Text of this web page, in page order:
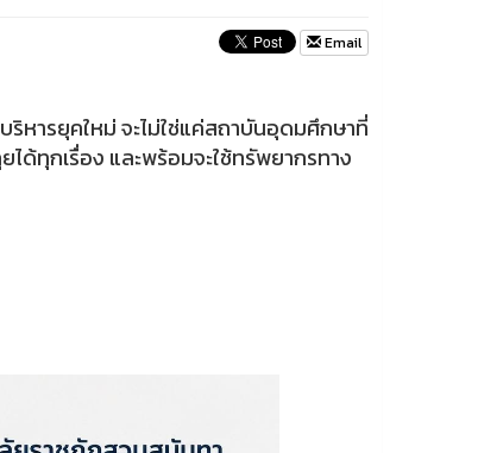
Email
หารยุคใหม่ จะไม่ใช่แค่สถาบันอุดมศึกษาที่
ด้ทุกเรื่อง และพร้อมจะใช้ทรัพยากรทาง